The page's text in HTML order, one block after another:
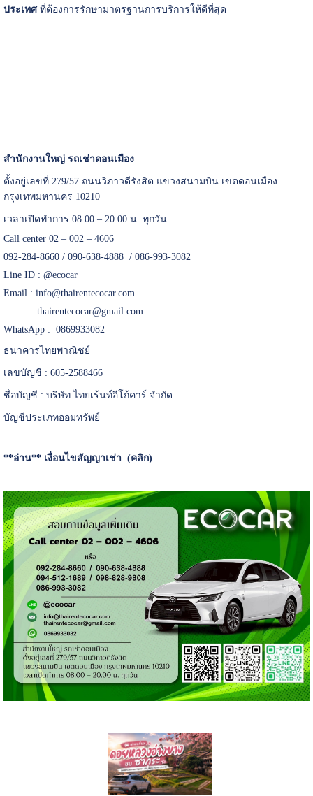
ประเทศที่ต้องการรักษามาตรฐานการบริการให้ดีที่สุด
สำนักงานใหญ่ รถเช่าดอนเมือง
ตั้งอยู่เลขที่ 279/57 ถนนวิภาวดีรังสิต แขวงสนามบิน เขตดอนเมือง
กรุงเทพมหานคร 10210
เวลาเปิดทำการ 08.00 – 20.00 น. ทุกวัน
Call center 02 – 002 – 4606
092-284-8660 / 090-638-4888 / 086-993-3082
Line ID : @ecocar
Email : info@thairentecocar.com
thairentecocar@gmail.com
WhatsApp : 0869933082
ธนาคารไทยพาณิชย์
เลขบัญชี : 605-2588466
ชื่อบัญชี : บริษัท ไทยเร้นท์อีโก้คาร์ จำกัด
บัญชีประเภทออมทรัพย์
**อ่าน** เงื่อนไขสัญญาเช่า (คลิก)